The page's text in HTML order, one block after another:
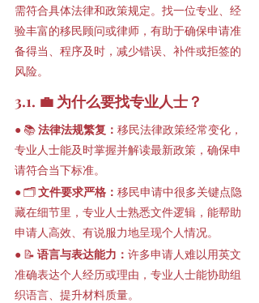
需符合具体法律和政策规定。找一位专业、经
验丰富的移民顾问或律师，有助于确保申请准
备得当、程序及时，减少错误、补件或拒签的
风险。
3.1. 💼 为什么要找专业人士？
● 📚 法律法规繁复： 移民法律政策经常变化，
专业人士能及时掌握并解读最新政策，确保申
请符合当下标准。
● 🗂 文件要求严格： 移民申请中很多关键点隐
藏在细节里，专业人士熟悉文件逻辑，能帮助
申请人高效、有说服力地呈现个人情况。
● 📝 语言与表达能力： 许多申请人难以用英文
准确表达个人经历或理由，专业人士能协助组
织语言、提升材料质量。